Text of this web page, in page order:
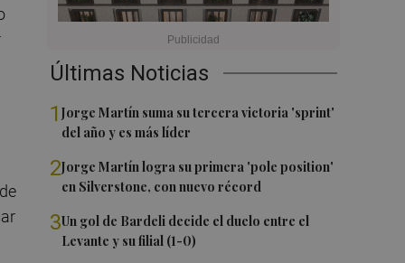
Últimas Noticias
1Jorge Martín suma su tercera victoria 'sprint'
del año y es más líder
2Jorge Martín logra su primera 'pole position'
en Silverstone, con nuevo récord
3Un gol de Bardeli decide el duelo entre el
Levante y su filial (1-0)